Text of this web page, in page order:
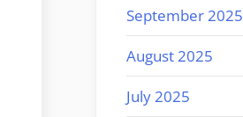
September 2025
August 2025
July 2025